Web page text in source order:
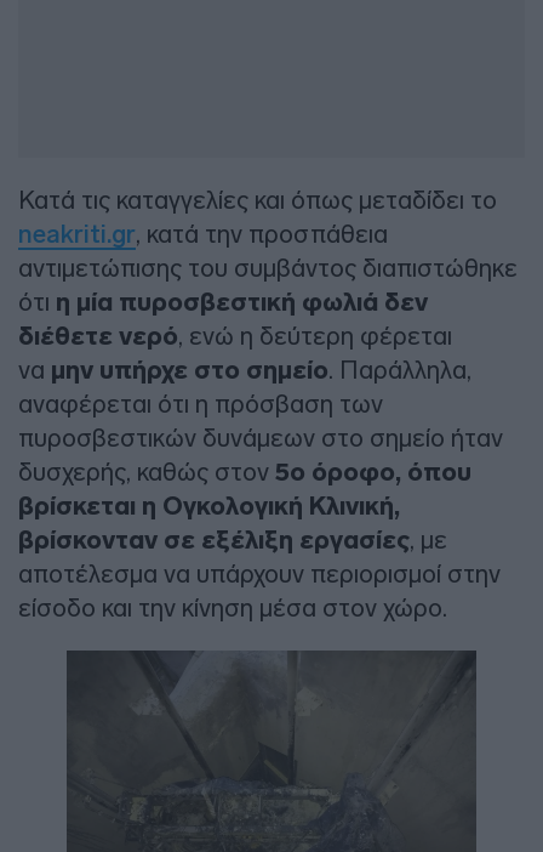
Κατά τις καταγγελίες και όπως μεταδίδει το
neakriti.gr, κατά την προσπάθεια
αντιμετώπισης του συμβάντος διαπιστώθηκε
ότι η μία πυροσβεστική φωλιά δεν
διέθετε νερό, ενώ η δεύτερη φέρεται
να μην υπήρχε στο σημείο. Παράλληλα,
αναφέρεται ότι η πρόσβαση των
πυροσβεστικών δυνάμεων στο σημείο ήταν
δυσχερής, καθώς στον 5ο όροφο, όπου
βρίσκεται η Ογκολογική Κλινική,
βρίσκονταν σε εξέλιξη εργασίες, με
αποτέλεσμα να υπάρχουν περιορισμοί στην
είσοδο και την κίνηση μέσα στον χώρο.